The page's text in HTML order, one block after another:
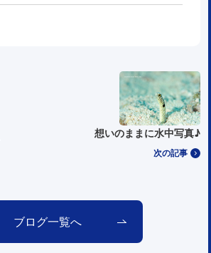
次の記事
想いのままに水中写真♪
ブログ一覧へ